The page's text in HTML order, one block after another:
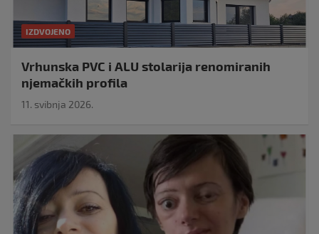
IZDVOJENO
Vrhunska PVC i ALU stolarija renomiranih
njemačkih profila
11. svibnja 2026.